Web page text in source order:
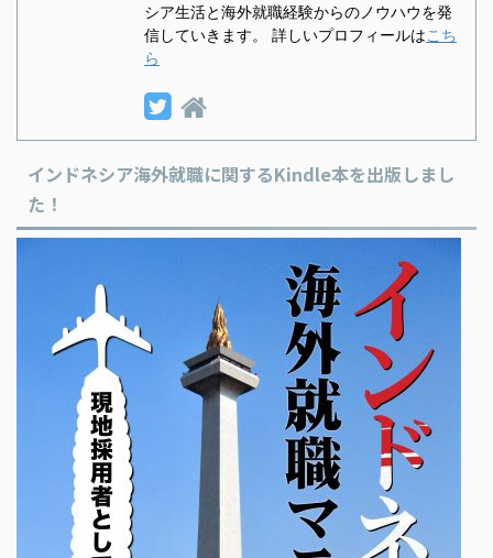
シア生活と海外就職経験からのノウハウを発
信していきます。 詳しいプロフィールはこち
ら
インドネシア海外就職に関するKindle本を出版しまし
た！